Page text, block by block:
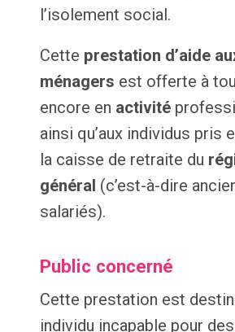
l’isolement social.
Cette prestation d’aide
ménagers est offerte à
encore en activité
ainsi qu’aux individus pris
la caisse de retraite du
général (c’est-à-dire
salariés).
Public concerné
Cette prestation est
individu incapable pour